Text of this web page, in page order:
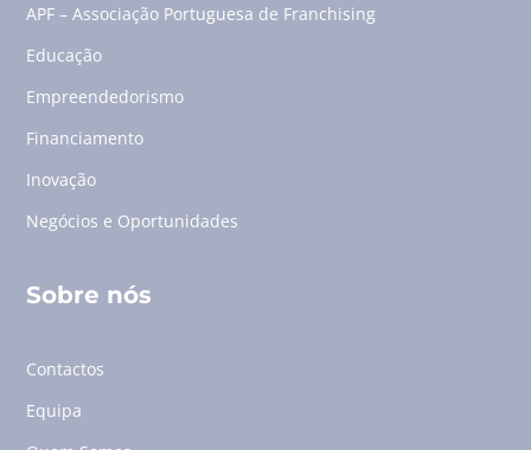
APF – Associação Portuguesa de Franchising
Educação
Empreendedorismo
Financiamento
Inovação
Negócios e Oportunidades
Sobre nós
Contactos
Equipa